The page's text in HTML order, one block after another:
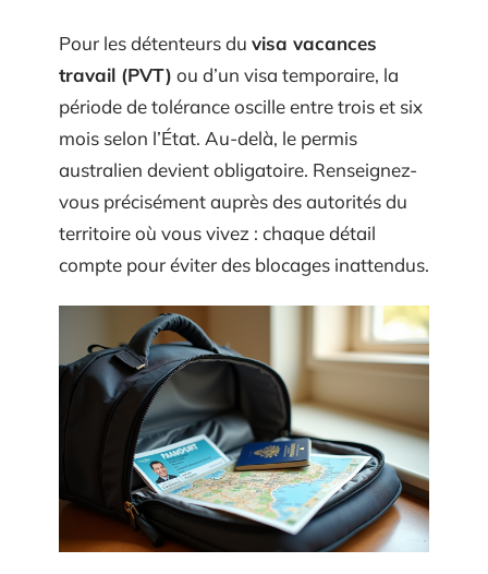
Pour les détenteurs du visa vacances
travail (PVT) ou d’un visa temporaire, la
période de tolérance oscille entre trois et six
mois selon l’État. Au-delà, le permis
australien devient obligatoire. Renseignez-
vous précisément auprès des autorités du
territoire où vous vivez : chaque détail
compte pour éviter des blocages inattendus.